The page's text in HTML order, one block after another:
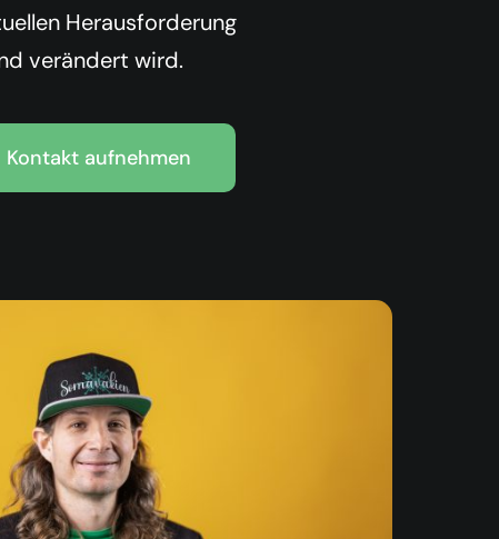
Herausforderung
verändert wird.
Kontakt aufnehmen